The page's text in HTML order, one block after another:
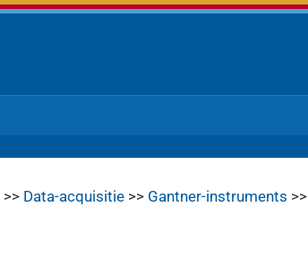
>> Data-acquisitie >> Gantner-instruments >>